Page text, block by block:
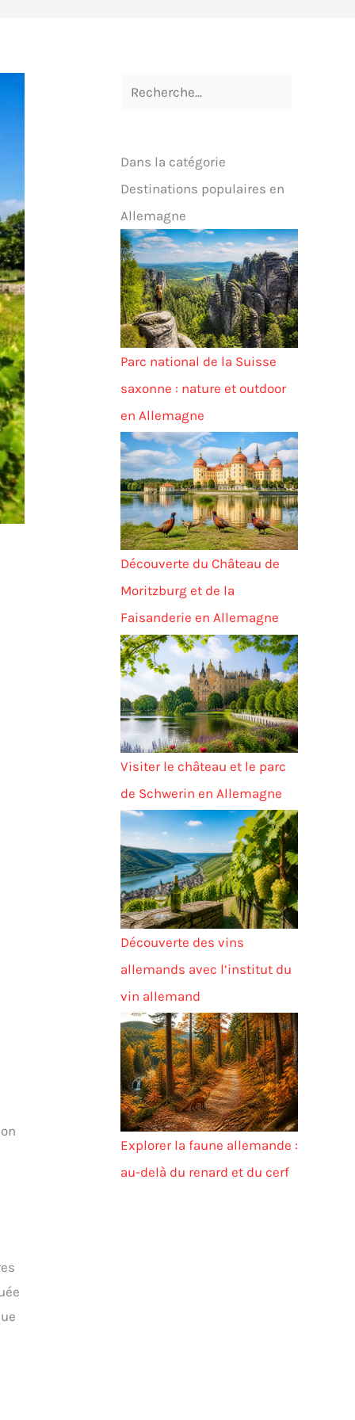
Dans la catégorie
Destinations populaires en
Allemagne
Parc national de la Suisse
saxonne : nature et outdoor
en Allemagne
Découverte du Château de
Moritzburg et de la
Faisanderie en Allemagne
Visiter le château et le parc
de Schwerin en Allemagne
Découverte des vins
allemands avec l’institut du
vin allemand
Explorer la faune allemande :
au-delà du renard et du cerf